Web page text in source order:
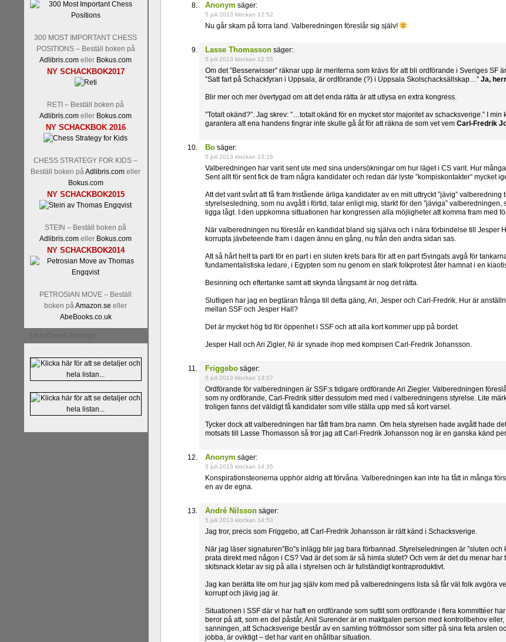
300 MOST IMPORTANT CHESS
POSITIONS – Beställ boken på
Adlibris.com eller Bokus.com
NY SCHACKBOK2017
RETI – Beställ boken på
Adlibris.com eller Bokus.com
NY SCHACKBOK 2016
CHESS STRATEGY FOR KIDS –
Beställ boken påAdlibris.com eller
Bokus.com
NY SCHACKBOK2015
STEIN – Beställ boken på
Adlibris.com eller Bokus.com
NY SCHACKBOK2014
PETROSIAN MOVE – Beställ
boken påAmazon.se eller
AbeBooks.co.uk
Anonym säger:
5 juli 2013 klockan 12:52
Nu går skam på torra land. Valberedningen föreslår sig själv!
Lasse Thomassonsäger:
5 juli 2013 klockan 12:55
Om det ”Besserwisser” räknar upp är meriterna som krävs för att bli ordförande i Sveriges SF
”Satt fart på Schackfyran i Uppsala, är ordförande (?) i Uppsala Skolschacksällskap…” Ja,
Blir mer och mer övertygad om att det enda rätta är att utlysa en extra kongress.
”Totalt okänd?”. Jag skrev: ”…totalt okänd för en mycket stor majoritet av schacksverige.” I min
garantera att ena handens fingrar inte skulle gå åt för att räkna de som vet vem Carl-Fredrik
Bosäger:
5 juli 2013 klockan 13:16
Valberedningen har varit sent ute med sina undersökningar om hur läget i CS varit. Hur
Sent allt för sent fick de fram några kandidater och redan där lyste ”kompiskontakter” mycket
Att det varit svårt att få fram fristående ärliga kandidater av en milt uttryckt ”jävig” valberedning
styrelsesledning, som nu avgått i förtid, talar enligt mig, starkt för den ”jäviga” valberedningen,
ligga lågt. I den uppkomna sittuationen har kongressen alla möjligheter att komma fram med
När valberedningen nu föreslår en kandidat bland sig själva och i nära förbindelse till Jesper
korrupta jävbeteende fram i dagen ännu en gång, nu från den andra sidan sas.
Att så hårt helt ta parti för en part i en sluten krets bara för att en part t5vingats avgå för
fundamentalistiska ledare, i Egypten som nu genom en stark folkprotest åter hamnat i en
Besinning och eftertanke samt att skynda långsamt är nog det rätta.
Slutligen har jag en begtäran frånga till detta gäng, Ari, Jesper och Carl-Fredrik. Hur är
mellan SSF och Jesper Hall?
Det är mycket hög tid för öppenhet i SSF och att alla kort kommer upp på bordet.
Jesper Hall och Ari Zigler, Ni är synade ihop med kompisen Carl-Fredrik Johansson.
Friggebosäger:
5 juli 2013 klockan 13:57
Ordförande för valberedningen är SSF:s tidigare ordförande Ari Ziegler. Valberedningen
som ny ordförande, Carl-Fredrik sitter dessutom med med i valberedningens styrelse. Lite
troligen fanns det väldigt få kandidater som ville ställa upp med så kort varsel.
Tycker dock att valberedningen har fått fram bra namn. Om hela styrelsen hade avgått hade
motsats till Lasse Thomasson så tror jag att Carl-Fredrik Johansson nog är en ganska känd
Anonym säger:
5 juli 2013 klockan 14:35
Konspirationsteorierna upphör aldrig att förvåna. Valberedningen kan inte ha fått in många
en av de egna.
André Nilssonsäger:
5 juli 2013 klockan 14:53
Jag tror, precis som Friggebo, att Carl-Fredrik Johansson är rätt känd i Schacksverige.
När jag läser signaturen”Bo”s inlägg blir jag bara förbannad. Styrelseledningen är ”sluten och
prata direkt med någon i CS? Vad är det som är så himla slutet? Och vem är det du menar har
skitsnack kletar av sig på alla i styrelsen och är fullständigt kontraproduktivt.
Jag kan berätta lite om hur jag själv kom med på valberedningens lista så får väl folk avgöra
korrupt och jävig jag är.
Situationen i SSF där vi har haft en ordförande som suttit som ordförande i flera kommittéer
beror på att, som en del påstår, Anil Surender är en maktgalen person med kontrollbehov
sanningen, att Schacksverige består av en samling tröttmössor som sitter på sina feta arslen
jobba, är oviktigt – det har varit en ohållbar situation.